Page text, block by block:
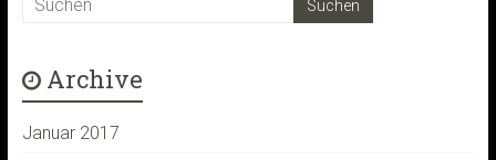
Archive
Januar 2017